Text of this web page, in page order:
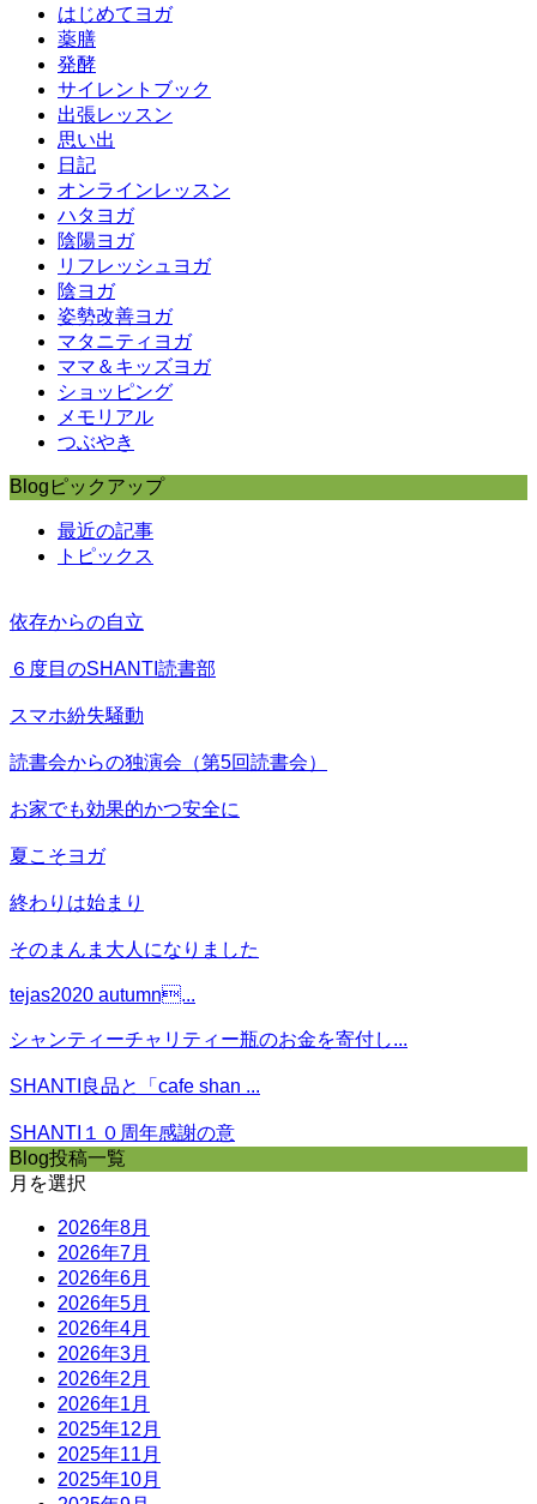
はじめてヨガ
薬膳
発酵
サイレントブック
出張レッスン
思い出
日記
オンラインレッスン
ハタヨガ
陰陽ヨガ
リフレッシュヨガ
陰ヨガ
姿勢改善ヨガ
マタニティヨガ
ママ＆キッズヨガ
ショッピング
メモリアル
つぶやき
Blogピックアップ
最近の記事
トピックス
依存からの自立
６度目のSHANTI読書部
スマホ紛失騒動
読書会からの独演会（第5回読書会）
お家でも効果的かつ安全に
夏こそヨガ
終わりは始まり
そのまんま大人になりました
tejas2020 autumn...
シャンティーチャリティー瓶のお金を寄付し...
SHANTI良品と「cafe shan ...
SHANTI１０周年感謝の意
Blog投稿一覧
月を選択
2026年8月
2026年7月
2026年6月
2026年5月
2026年4月
2026年3月
2026年2月
2026年1月
2025年12月
2025年11月
2025年10月